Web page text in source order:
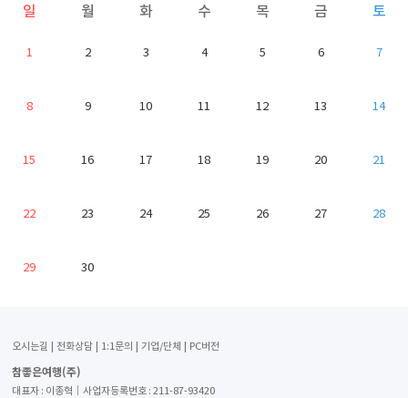
일 월 화 수 목 금 토
1 2 3 4 5 6 7
8 9 10 11 12 13 14
15 16 17 18 19 20 21
22 23 24 25 26 27 28
29 30
오시는길 전화상담 1:1문의 기업/단체 PC버전
참좋은여행(주)
대표자 : 이종혁│사업자등록번호 : 211-87-93420